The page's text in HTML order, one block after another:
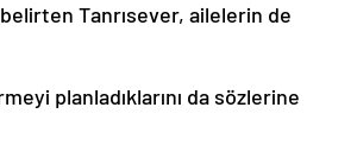
Tanrısever, ailelerin de
planladıklarını da sözlerine